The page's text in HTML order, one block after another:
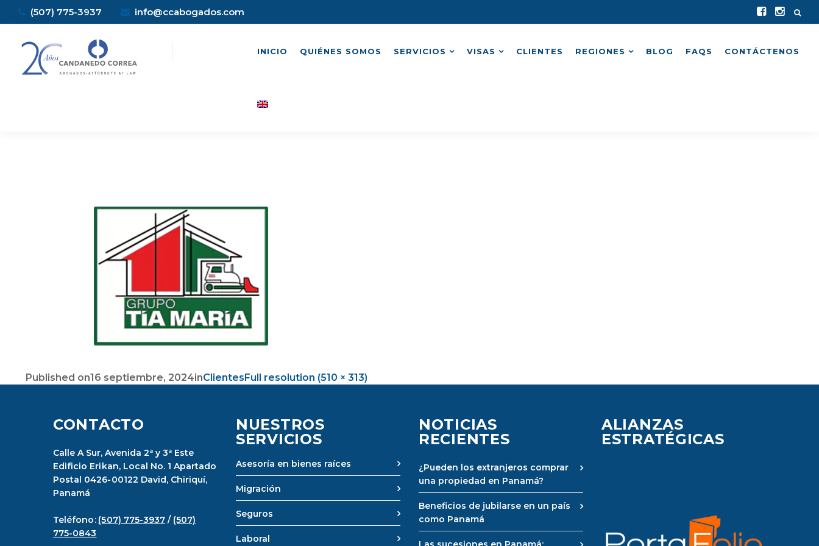
(507) 775-3937 info@ccabogados.com
INICIO QUIÉNES SOMOS SERVICIOS VISAS CLIENTES REGIONES BLOG FAQS CONTÁCTENOS
Published on16 septiembre, 2024inClientesFull resolution (510 × 313)
CONTACTO
Calle A Sur, Avenida 2ª y 3ª Este
Edificio Erikan, Local No. 1 Apartado
Postal 0426-00122 David, Chiriquí,
Panamá
Teléfono: (507) 775-3937 / (507)
775-0843
NUESTROS
SERVICIOS
Asesoría en bienes raíces
Migración
Seguros
Laboral
NOTICIAS
RECIENTES
¿Pueden los extranjeros comprar
una propiedad en Panamá?
Beneficios de jubilarse en un país
como Panamá
ALIANZAS
ESTRATÉGICAS